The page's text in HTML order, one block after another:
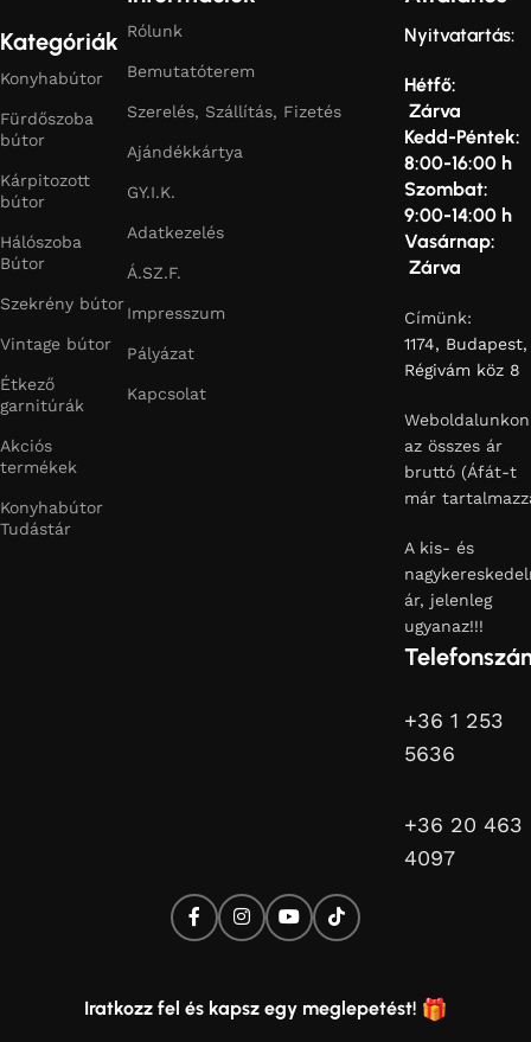
Kategóriák
Konyhabútor
Fürdőszoba
bútor
Kárpitozott
bútor
Hálószoba
Bútor
Szekrény bútor
Vintage bútor
Étkező
garnitúrák
Akciós
termékek
Konyhabútor
Tudástár
Rólunk
Bemutatóterem
Szerelés, Szállítás, Fizetés
Ajándékkártya
GY.I.K.
Adatkezelés
Á.SZ.F.
Impresszum
Pályázat
Kapcsolat
Nyitvatartás:
Hétfő:
Zárva
Kedd-Péntek:
8:00-16:00 h
Szombat:
9:00-14:00 h
Vasárnap:
Zárva
Címünk:
1174, Budapest,
Régivám köz 8
Weboldalunkon
az összes ár
bruttó (Áfát-t
már
A kis- és
ár, jelenleg
ugyanaz!!!
+36 1 253
5636
+36 20 463
4097
Iratkozz fel és kapsz egy meglepetést!